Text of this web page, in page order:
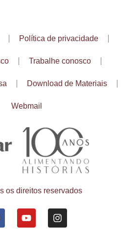
Política de privacidade
Trabalhe conosco
Download de Materiais
Webmail
os direitos reservados